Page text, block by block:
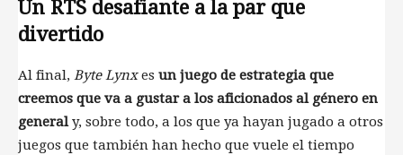
Un RTS desafiante a la par que
divertido
Al final, Byte Lynxes un juego de estrategia que
creemos que va a gustar a los aficionados al género en
generaly, sobre todo, a los que ya hayan jugado a otros
juegos que también han hecho que vuele el tiempo